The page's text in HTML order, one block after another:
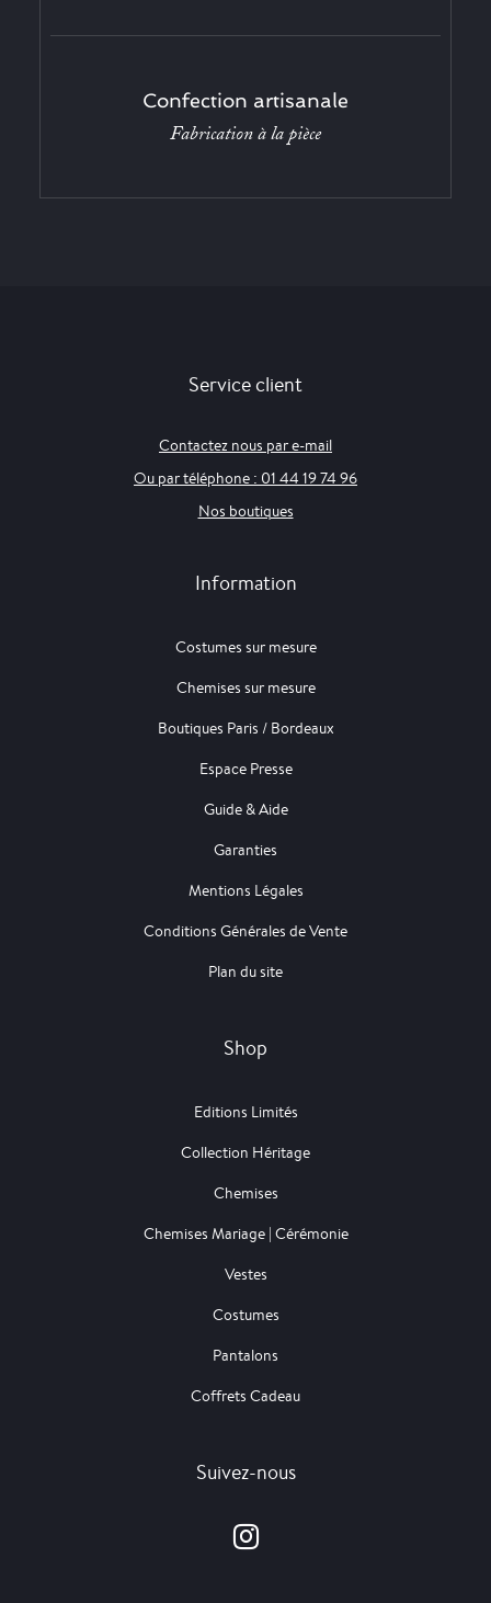
Confection artisanale
Fabrication à la pièce
Service client
Contactez nous par e-mail
Ou par téléphone : 01 44 19 74 96
Nos boutiques
Information
Costumes sur mesure
Chemises sur mesure
Boutiques Paris / Bordeaux
Espace Presse
Guide & Aide
Garanties
Mentions Légales
Conditions Générales de Vente
Plan du site
Shop
Editions Limités
Collection Héritage
Chemises
Chemises Mariage | Cérémonie
Vestes
Costumes
Pantalons
Coffrets Cadeau
Suivez-nous